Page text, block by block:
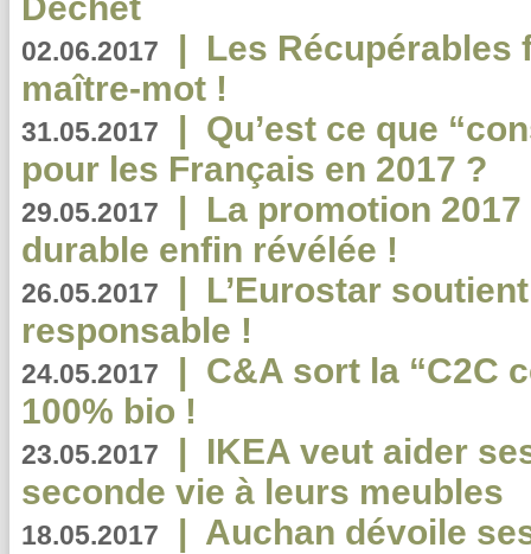
02.06.2017 | Les Récupérables
maître-mot !
31.05.2017 | Qu’est ce que
pour les Français en 2017 ?
29.05.2017 | La promotion
durable enfin révélée !
26.05.2017 | L’Eurostar
responsable !
24.05.2017 | C&A sort la “C2C
100% bio !
23.05.2017 | IKEA veut aider
seconde vie à leurs meubles
18.05.2017 | Auchan dévoile